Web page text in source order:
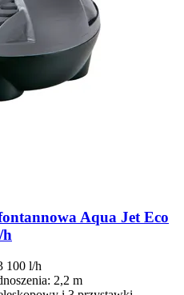
Aqua Jet Eco
h
100 l/h
2,2 m